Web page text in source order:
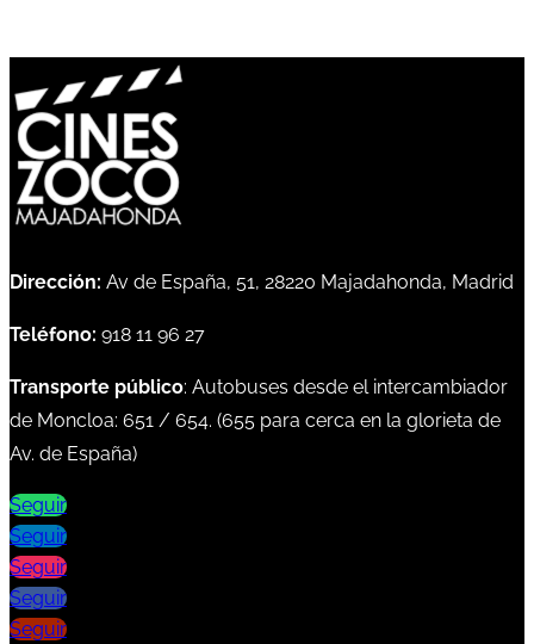
Dirección: Av de España, 51, 28220 Majadahonda, Madrid
Teléfono: 918 11 96 27
Transporte público: Autobuses desde el intercambiador
de Moncloa: 651 / 654. (655 para cerca en la glorieta de
Av. de España)
Seguir
Seguir
Seguir
Seguir
Seguir